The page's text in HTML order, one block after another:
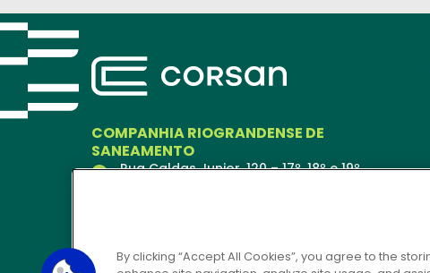
COMPANHIA RIOGRANDENSE DE
SANEAMENTO
Rua Caldas Junior, 120 – 17º, 18º e 19º
By clicking “Accept All Cookies”, you agree to the